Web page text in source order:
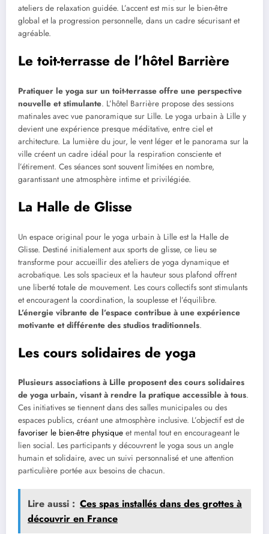
ateliers de relaxation guidée. L’accent est mis sur le bien-être
global et la progression personnelle, dans un cadre sécurisant et
agréable.
Le toit-terrasse de l’hôtel Barrière
Pratiquer le yoga sur un toit-terrasse offre une perspective
nouvelle et stimulante. L’hôtel Barrière propose des sessions
matinales avec vue panoramique sur Lille. Le yoga urbain à Lille y
devient une expérience presque méditative, entre ciel et
architecture. La lumière du jour, le vent léger et le panorama sur la
ville créent un cadre idéal pour la respiration consciente et
l’étirement. Ces séances sont souvent limitées en nombre,
garantissant une atmosphère intime et privilégiée.
La Halle de Glisse
Un espace original pour le yoga urbain à Lille est la Halle de
Glisse. Destiné initialement aux sports de glisse, ce lieu se
transforme pour accueillir des ateliers de yoga dynamique et
acrobatique. Les sols spacieux et la hauteur sous plafond offrent
une liberté totale de mouvement. Les cours collectifs sont stimulants
et encouragent la coordination, la souplesse et l’équilibre.
L’énergie vibrante de l’espace contribue à une expérience
motivante et différente des studios traditionnels.
Les cours solidaires de yoga
Plusieurs associations à Lille proposent des cours solidaires
de yoga urbain, visant à rendre la pratique accessible à tous.
Ces initiatives se tiennent dans des salles municipales ou des
espaces publics, créant une atmosphère inclusive. L’objectif est de
favoriser le bien-être physique et mental tout en encourageant le
lien social. Les participants y découvrent le yoga sous un angle
humain et solidaire, avec un suivi personnalisé et une attention
particulière portée aux besoins de chacun.
Lire aussi : Ces spas installés dans des grottes à
découvrir en France